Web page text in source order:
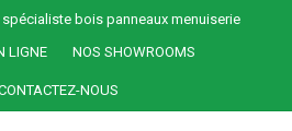
bois panneaux menuiserie
LIGNE
NOS SHOWROOMS
NOUS